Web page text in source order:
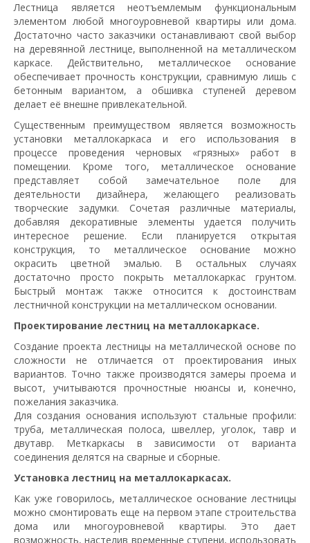
Лестница является неотъемлемым функциональным
элементом любой многоуровневой квартиры или дома.
Достаточно часто заказчики останавливают свой выбор
на деревянной лестнице, выполненной на металлическом
каркасе. Действительно, металлическое основание
обеспечивает прочность конструкции, сравнимую лишь с
бетонным вариантом, а обшивка ступеней деревом
делает её внешне привлекательной.
Существенным преимуществом является возможность
установки металлокаркаса и его использования в
процессе проведения черновых «грязных» работ в
помещении. Кроме того, металлическое основание
представляет собой замечательное поле для
деятельности дизайнера, желающего реализовать
творческие задумки. Сочетая различные материалы,
добавляя декоративные элементы удается получить
интересное решение. Если планируется открытая
конструкция, то металлическое основание можно
окрасить цветной эмалью. В остальных случаях
достаточно просто покрыть металлокаркас грунтом.
Быстрый монтаж также относится к достоинствам
лестничной конструкции на металлическом основании.
Проектирование лестниц на металлокаркасе.
Создание проекта лестницы на металлической основе по
сложности не отличается от проектирования иных
вариантов. Точно также производятся замеры проема и
высот, учитываются прочностные нюансы и, конечно,
пожелания заказчика.
Для создания основания используют стальные профили:
труба, металлическая полоса, швеллер, уголок, тавр и
двутавр. Меткаркасы в зависимости от варианта
соединения делятся на сварные и сборные.
Установка лестниц на металлокаркасах.
Как уже говорилось, металлическое основание лестницы
можно смонтировать еще на первом этапе строительства
дома или многоуровневой квартиры. Это дает
возможность, настелив временные ступени, использовать